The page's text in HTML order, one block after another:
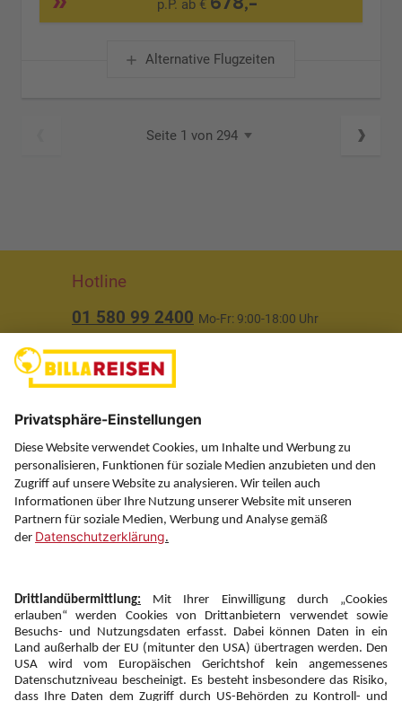
p.P. ab €
Alternative Flugzeiten
Seite 1 von 294
Hotline
01 580 99 2400 Mo-Fr: 9:00-18:00 Uhr
Über uns
Service
Information
Folgen Sie uns auf
Newsletter:
Anmelden